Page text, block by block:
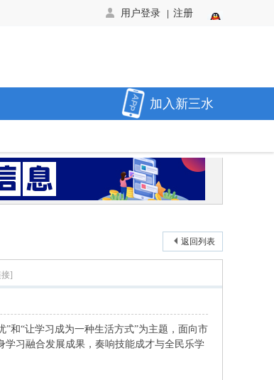
用户登录 注册
加入新三水
返回列表
]
和“让学习成为一种生活方式”为主题，面向市
学习融合发展成果，奏响技能成才与全民乐学